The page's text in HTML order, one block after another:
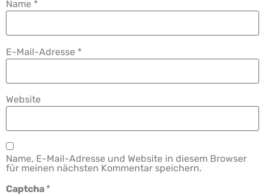
Name *
E-Mail-Adresse *
Website
Name, E-Mail-Adresse und Website in diesem Browser
für meinen nächsten Kommentar speichern.
Captcha *